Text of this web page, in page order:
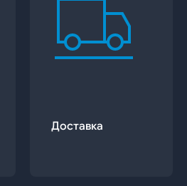
Доставка